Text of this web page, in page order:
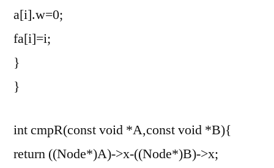
a[i].w=0;
fa[i]=i;
}
}
int cmpR(const void *A,const void *B){
return ((Node*)A)->x-((Node*)B)->x;